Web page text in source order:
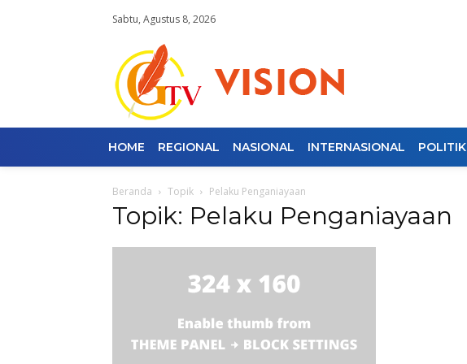
Sabtu, Agustus 8, 2026
HOME REGIONAL NASIONAL INTERNASIONAL POLITIK
Beranda Topik Pelaku Penganiayaan
Topik: Pelaku Penganiayaan